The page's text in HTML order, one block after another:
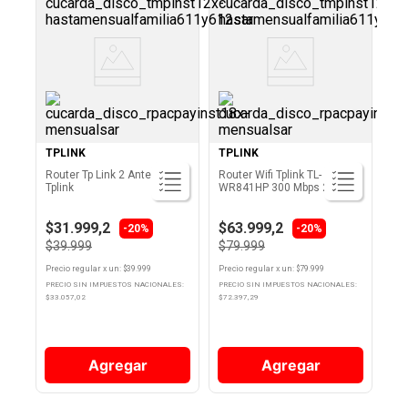
TPLINK
Router Tp Link 2 Antenas
Tplink
$31.999,2 -20%
$39.999
Precio regular x un: $39.999
PRECIO SIN IMPUESTOS NACIONALES:
$33.057,02
Agregar
TPLINK
Router Wifi Tplink TL-
WR841HP 300 Mbps 2.4 GHz
$63.999,2 -20%
$79.999
Precio regular x un: $79.999
PRECIO SIN IMPUESTOS NACIONALES:
$72.397,29
Agregar